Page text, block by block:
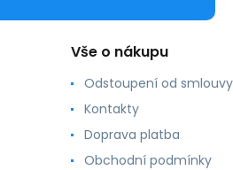
Vše o nákupu
Odstoupení od smlouvy
Kontakty
Doprava platba
Obchodní podmínky